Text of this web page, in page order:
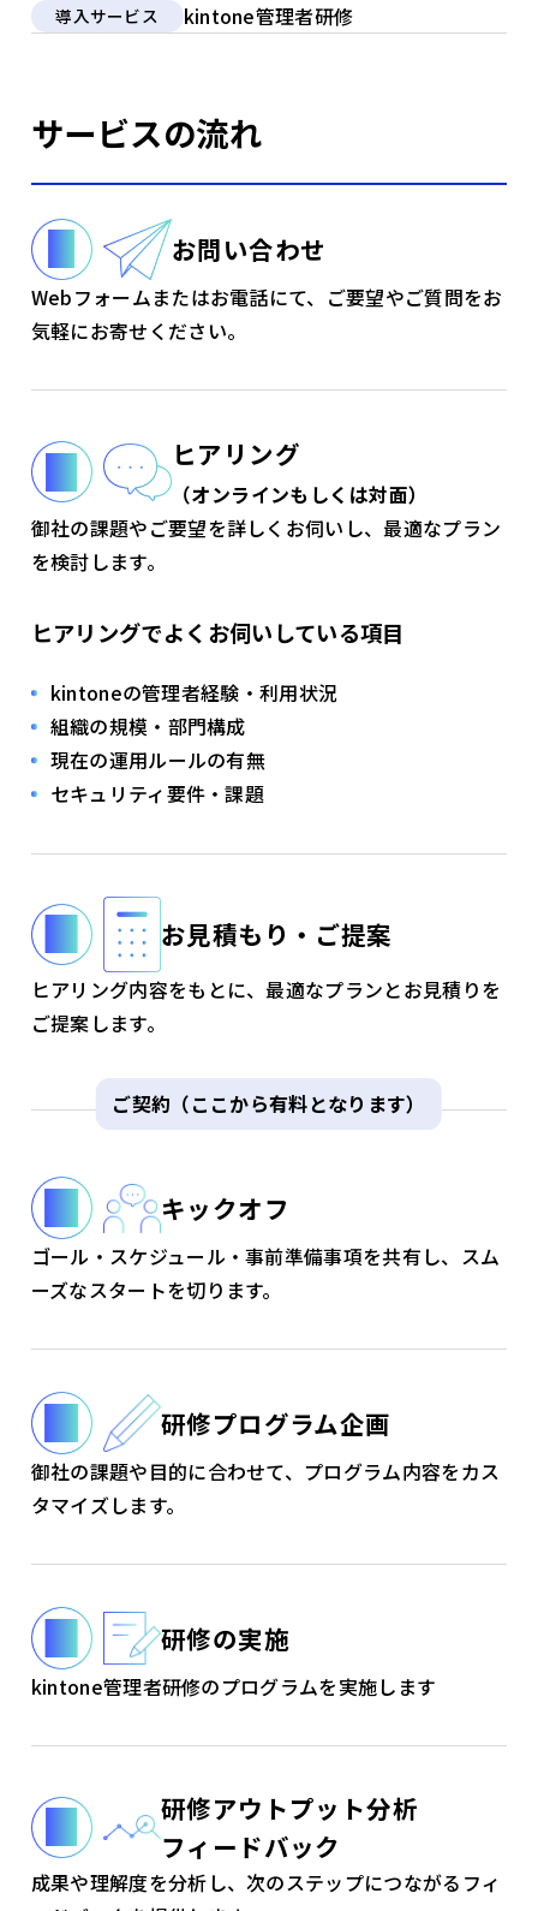
導入サービス kintone管理者研修
サービスの流れ
お問い合わせ
Webフォームまたはお電話にて、ご要望やご質問をお
気軽にお寄せください。
ヒアリング
（オンラインもしくは対面）
御社の課題やご要望を詳しくお伺いし、最適なプラン
を検討します。
ヒアリングでよくお伺いしている項目
kintoneの管理者経験・利用状況
組織の規模・部門構成
現在の運用ルールの有無
セキュリティ要件・課題
お見積もり・ご提案
ヒアリング内容をもとに、最適なプランとお見積りを
ご提案します。
ご契約（ここから有料となります）
キックオフ
ゴール・スケジュール・事前準備事項を共有し、スム
ーズなスタートを切ります。
研修プログラム企画
御社の課題や目的に合わせて、プログラム内容をカス
タマイズします。
研修の実施
kintone管理者研修のプログラムを実施します
研修アウトプット分析
フィードバック
成果や理解度を分析し、次のステップにつながるフィ